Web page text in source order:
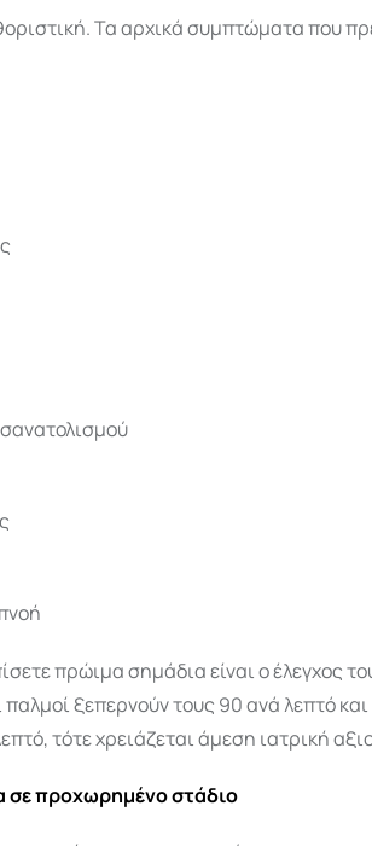
Τα αρχικά συμπτώματα που
πρώιμα σημάδια είναι ο έλεγχος
παλμοί ξεπερνούν τους 90 ανά λεπτό
τότε χρειάζεται άμεση ιατρική
σε προχωρημένο στάδιο